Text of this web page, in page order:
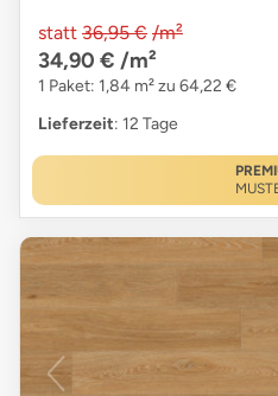
statt 36,95 € /m²
34,90 € /m²
1 Paket: 1,84 m² zu 64,22 €
Lieferzeit: 12 Tage